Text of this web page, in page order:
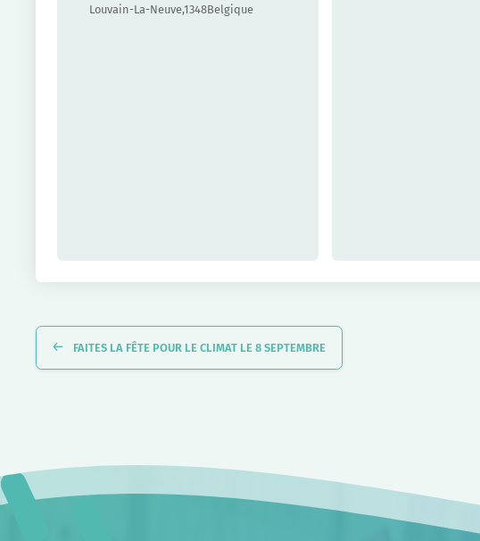
Louvain-La-Neuve,1348Belgique
Évènement
FAITES LA FÊTE POUR LE CLIMAT LE 8 SEPTEMBRE